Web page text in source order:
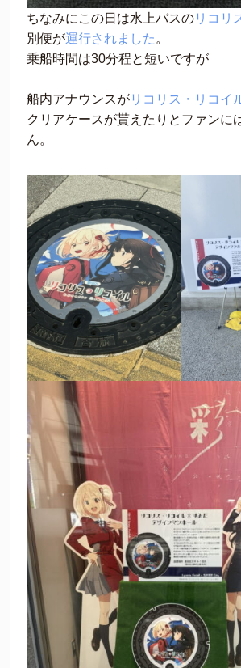
ちなみにこの日は水上バスのリコリ
別便が運行されました 。
乗船時間は30分程と短いですが
船内アナウンスがリコリス・リコイ
クリアケースが貰えたりとファンに
ん。